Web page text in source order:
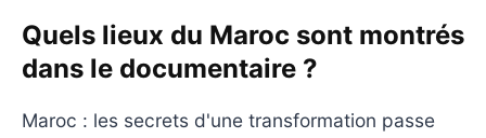
Quels lieux du Maroc sont montrés
dans le documentaire ?
Maroc : les secrets d'une transformation passe